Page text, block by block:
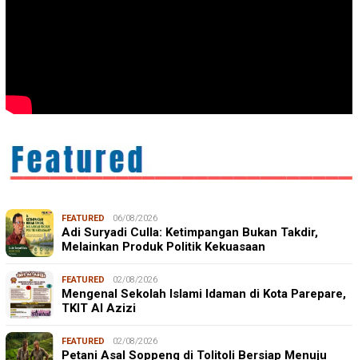
FEATURED 06/08/2026
Adi Suryadi Culla: Ketimpangan Bukan Takdir,
Melainkan Produk Politik Kekuasaan
FEATURED 02/08/2026
Mengenal Sekolah Islami Idaman di Kota Parepare,
TKIT Al Azizi
FEATURED 02/08/2026
Petani Asal Soppeng di Tolitoli Bersiap Menuju